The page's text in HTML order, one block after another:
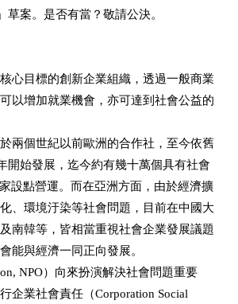
草案。是否有當？敬請公決。
心目標的創新企業組織，透過一般商業
以增加就業機會，亦可達到社會公益的
兩個世紀以前歐洲的合作社，至今依舊
開始發展，迄今約有幾十萬個具有社會
設點營運。而在亞洲方面，由於經濟擴
、環境汙染等社會問題，目前在中國大
南韓等，皆相當重視社會企業發展議題
能與經濟一同正向發展。
NPO）向來扮演解決社會問題重要
企業社會責任（Corporation Social